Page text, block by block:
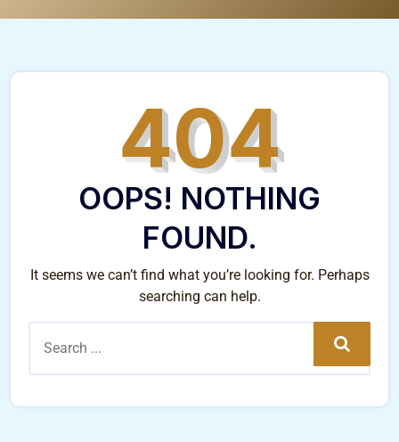
404
OOPS! NOTHING
FOUND.
It seems we can’t find what you’re looking for. Perhaps
searching can help.
Search